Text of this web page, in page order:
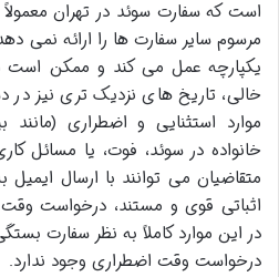
است که سفارت سوئد در تهران
مرسوم سایر سفارت ها را ارائه نمی
یکپارچه عمل می کند و ممکن
خالی، تاریخ های نزدیک تری نیز در
موارد استثنایی و اضطراری
خانواده در سوئد، فوت، یا مسائل
متقاضیان می توانند با ارسال
اثباتی قوی و مستند، درخواست
در این موارد کاملاً به نظر سفارت
درخواست وقت اضطراری وجود ندارد.